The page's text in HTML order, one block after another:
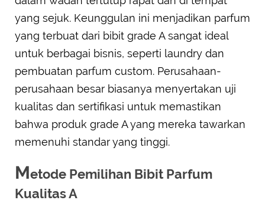
yang sejuk. Keunggulan ini menjadikan parfum
yang terbuat dari bibit grade A sangat ideal
untuk berbagai bisnis, seperti laundry dan
pembuatan parfum custom. Perusahaan-
perusahaan besar biasanya menyertakan uji
kualitas dan sertifikasi untuk memastikan
bahwa produk grade A yang mereka tawarkan
memenuhi standar yang tinggi.
Metode Pemilihan Bibit Parfum
Kualitas A